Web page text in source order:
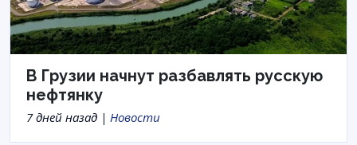
В Грузии начнут разбавлять русскую
нефтянку
7 дней назад | Новости